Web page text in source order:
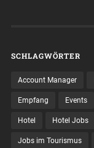
SCHLAGWÖRTER
Account Manager
Empfang Events
Hotel Hotel Jobs
Jobs im Tourismus